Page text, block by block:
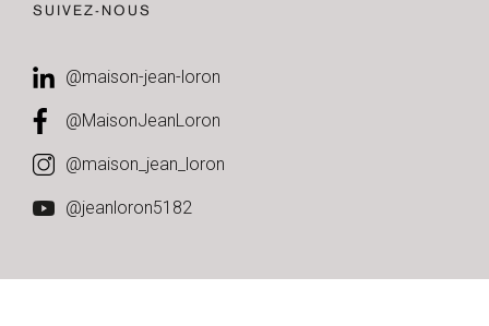
SUIVEZ-NOUS
@maison-jean-loron
@MaisonJeanLoron
@maison_jean_loron
@jeanloron5182